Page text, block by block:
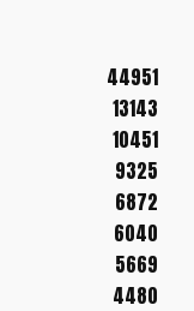
44951
13143
10451
9325
6872
6040
5669
4480